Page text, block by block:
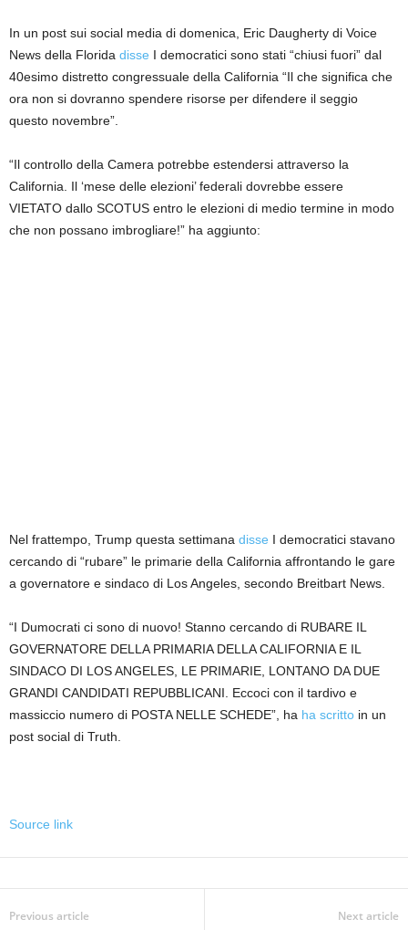
In un post sui social media di domenica, Eric Daugherty di Voice
News della Florida disse I democratici sono stati “chiusi fuori” dal
40esimo distretto congressuale della California “Il che significa che
ora non si dovranno spendere risorse per difendere il seggio
questo novembre”.
“Il controllo della Camera potrebbe estendersi attraverso la
California. Il ‘mese delle elezioni’ federali dovrebbe essere
VIETATO dallo SCOTUS entro le elezioni di medio termine in modo
che non possano imbrogliare!” ha aggiunto:
Nel frattempo, Trump questa settimana disse I democratici stavano
cercando di “rubare” le primarie della California affrontando le gare
a governatore e sindaco di Los Angeles, secondo Breitbart News.
“I Dumocrati ci sono di nuovo! Stanno cercando di RUBARE IL
GOVERNATORE DELLA PRIMARIA DELLA CALIFORNIA E IL
SINDACO DI LOS ANGELES, LE PRIMARIE, LONTANO DA DUE
GRANDI CANDIDATI REPUBBLICANI. Eccoci con il tardivo e
massiccio numero di POSTA NELLE SCHEDE”, ha ha scritto in un
post social di Truth.
Source link
Previous article Next article